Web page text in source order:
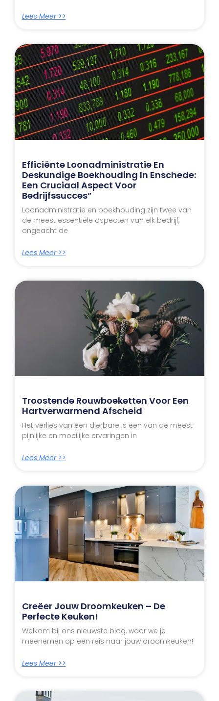
Lees Meer >>
Efficiënte Loonadministratie En
Deskundige Boekhouding In Enschede:
Een Cruciaal Aspect Voor
Bedrijfssucces”
Loonadministratie en boekhouding zijn twee van
de meest essentiële aspecten van elk bedrijf,
ongeacht de
Lees Meer >>
Troostende Rouwboeketten Voor Een
Hartverwarmend Afscheid
Het verlies van een dierbare is een van de meest
pijnlijke en moeilijke ervaringen in
Lees Meer >>
Creëer Jouw Droomkeuken – De
Perfecte Keuken!
Welkom bij ons nieuwste blog, waar we je
meenemen op een reis naar jouw droomkeuken!
Lees Meer >>